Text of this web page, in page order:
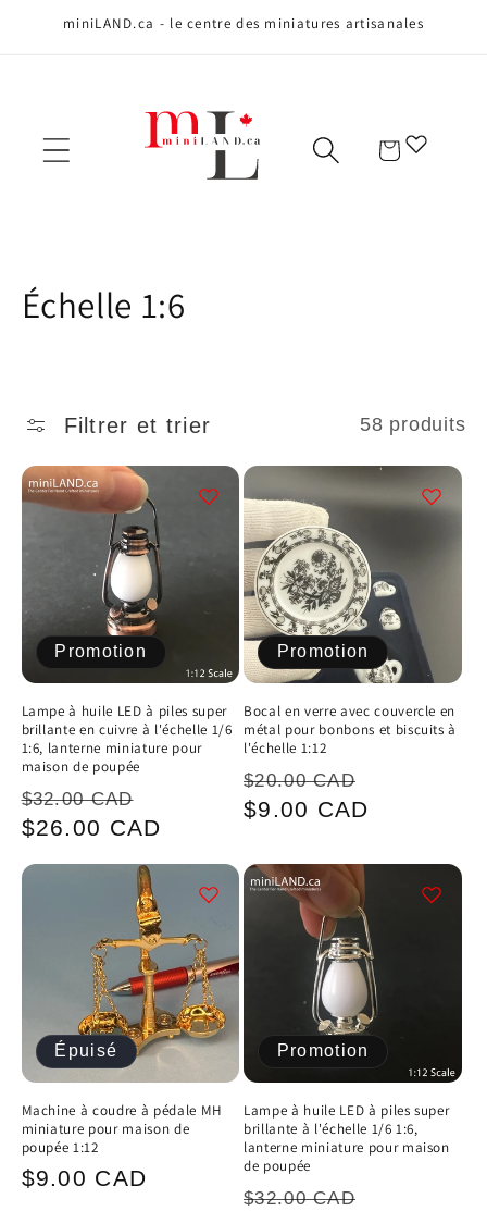
passer auminiLAND.ca - le centre des miniatures artisanales
Panier
C
l
e
i
o
n
:
Échelle 1:6
Filtrer et trier 58 produits
Promotion
Lampe à huile LED à piles super
brillante en cuivre à l'échelle 1/6
1:6, lanterne miniature pour
maison de poupée
Prix
habituel
$32.00 CAD
promotionnel
$26.00 CAD
Promotion
Bocal en verre avec couvercle en
métal pour bonbons et biscuits à
l'échelle 1:12
Prix
habituel
$20.00 CAD
$9.00 CAD
Épuisé
Machine à coudre à pédale MH
miniature pour maison de
poupée 1:12
Prix
$9.00 CAD
Promotion
Lampe à huile LED à piles super
brillante à l'échelle 1/6 1:6,
lanterne miniature pour maison
de poupée
Prix
$32.00 CAD